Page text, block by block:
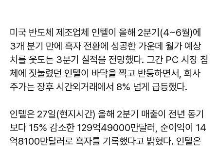
미국 반도체 제조업체 인텔이 올해 2분기(4~6월)에
3개 분기 만에 흑자 전환에 성공한 가운데 월가 예상
치를 웃도는 3분기 실적을 전망했다. 그간 PC 시장 침
체에 짓눌렸던 인텔이 바닥을 찍고 반등하면서, 회사
주가는 장후 시간외거래에서 8% 넘게 급등했다.
인텔은 27일(현지시간) 올해 2분기 매출이 전년 동기
보다 15% 감소한 129억49000만달러, 순이익이 14
억8100만달러로 흑자를 기록했다고 밝혔다. 인텔은